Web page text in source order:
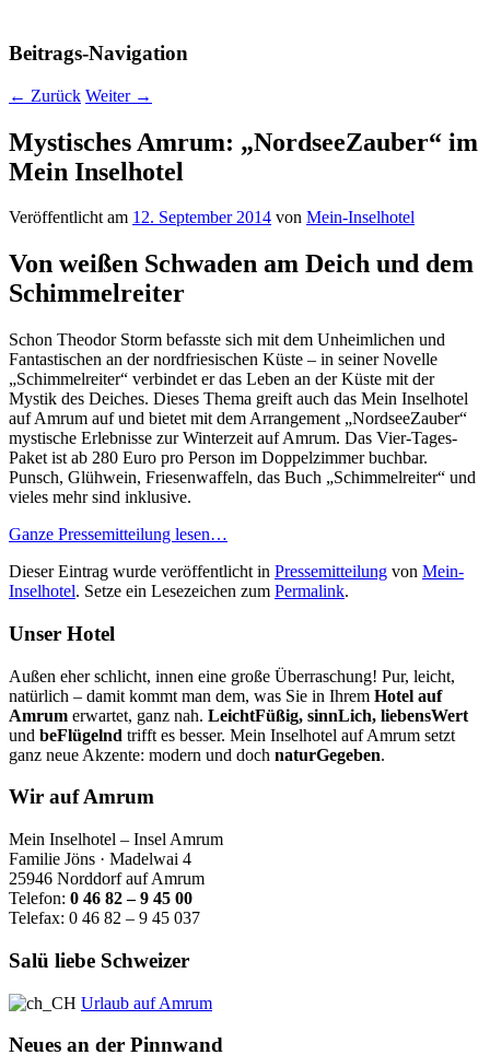
Beitrags-Navigation
← Zurück Weiter →
Mystisches Amrum: „NordseeZauber“ im
Mein Inselhotel
Veröffentlicht am 12. September 2014 von Mein-Inselhotel
Von weißen Schwaden am Deich und dem
Schimmelreiter
Schon Theodor Storm befasste sich mit dem Unheimlichen und
Fantastischen an der nordfriesischen Küste – in seiner Novelle
„Schimmelreiter“ verbindet er das Leben an der Küste mit der
Mystik des Deiches. Dieses Thema greift auch das Mein Inselhotel
auf Amrum auf und bietet mit dem Arrangement „NordseeZauber“
mystische Erlebnisse zur Winterzeit auf Amrum. Das Vier-Tages-
Paket ist ab 280 Euro pro Person im Doppelzimmer buchbar.
Punsch, Glühwein, Friesenwaffeln, das Buch „Schimmelreiter“ und
vieles mehr sind inklusive.
Ganze Pressemitteilung lesen…
Dieser Eintrag wurde veröffentlicht in Pressemitteilung von Mein-
Inselhotel. Setze ein Lesezeichen zum Permalink.
Unser Hotel
Außen eher schlicht, innen eine große Überraschung! Pur, leicht,
natürlich – damit kommt man dem, was Sie in Ihrem Hotel auf
Amrum erwartet, ganz nah. LeichtFüßig, sinnLich, liebensWert
und beFlügelnd trifft es besser. Mein Inselhotel auf Amrum setzt
ganz neue Akzente: modern und doch naturGegeben.
Wir auf Amrum
Mein Inselhotel – Insel Amrum
Familie Jöns · Madelwai 4
25946 Norddorf auf Amrum
Telefon: 0 46 82 – 9 45 00
Telefax: 0 46 82 – 9 45 037
Salü liebe Schweizer
Urlaub auf Amrum
Neues an der Pinnwand